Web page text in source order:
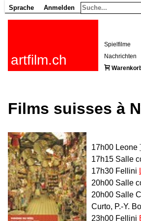
Sprache Anmelden
artfilm.ch
Spielfilme
Nachrichten
Films suisses à
17h00 Leone
17h15 Salle
17h30 Fellini
20h00 Salle
20h00 Salle
Curto, P.-Y.
23h00 Fellini